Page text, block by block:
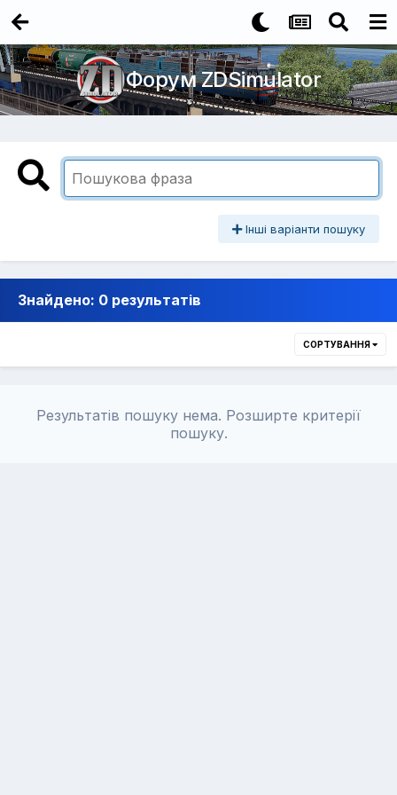
Форум ZDSimulator
Інші варіанти пошуку
Знайдено: 0 результатів
СОРТУВАННЯ
Результатів пошуку нема. Розширте критерії
пошуку.